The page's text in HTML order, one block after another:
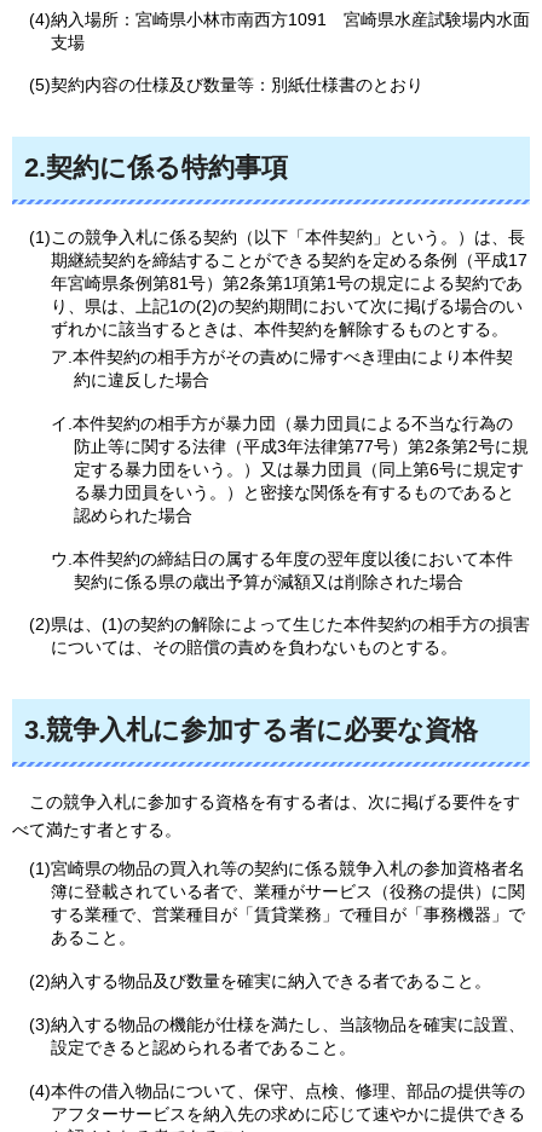
(4)納入場所：宮崎県小林市南西方1091 宮崎県水産試験場内水面
支場
(5)契約内容の仕様及び数量等：別紙仕様書のとおり
2.契約に係る特約事項
(1)この競争入札に係る契約（以下「本件契約」という。）は、長
期継続契約を締結することができる契約を定める条例（平成17
年宮崎県条例第81号）第2条第1項第1号の規定による契約であ
り、県は、上記1の(2)の契約期間において次に掲げる場合のい
ずれかに該当するときは、本件契約を解除するものとする。
ア.本件契約の相手方がその責めに帰すべき理由により本件契
約に違反した場合
イ.本件契約の相手方が暴力団（暴力団員による不当な行為の
防止等に関する法律（平成3年法律第77号）第2条第2号に規
定する暴力団をいう。）又は暴力団員（同上第6号に規定す
る暴力団員をいう。）と密接な関係を有するものであると
認められた場合
ウ.本件契約の締結日の属する年度の翌年度以後において本件
契約に係る県の歳出予算が減額又は削除された場合
(2)県は、(1)の契約の解除によって生じた本件契約の相手方の損害
については、その賠償の責めを負わないものとする。
3.競争入札に参加する者に必要な資格
この競争入札に参加する資格を有する者は、次に掲げる要件をす
べて満たす者とする。
(1)宮崎県の物品の買入れ等の契約に係る競争入札の参加資格者名
簿に登載されている者で、業種がサービス（役務の提供）に関
する業種で、営業種目が「賃貸業務」で種目が「事務機器」で
あること。
(2)納入する物品及び数量を確実に納入できる者であること。
(3)納入する物品の機能が仕様を満たし、当該物品を確実に設置、
設定できると認められる者であること。
(4)本件の借入物品について、保守、点検、修理、部品の提供等の
アフターサービスを納入先の求めに応じて速やかに提供できる